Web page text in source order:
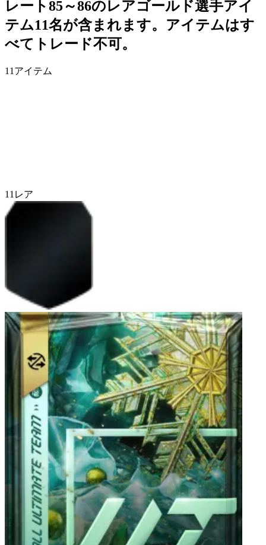
レート85～86のレアゴールド選手アイ
テム11名が含まれます。アイテムはす
べてトレード不可。
11 アイテム
11 レア